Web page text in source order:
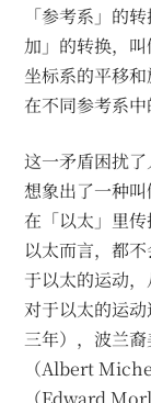
「参考系」的
加」的转换，
坐标系的平移
在不同参考系中
这一矛盾困扰
想象出了一种
在「以太」里
以太而言，都
于以太的运动
对于以太的运
三年），波兰
（Albert
（Edward